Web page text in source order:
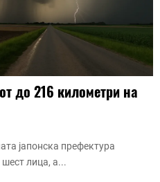
до 216 километри на
јапонска префектура
лица, а...